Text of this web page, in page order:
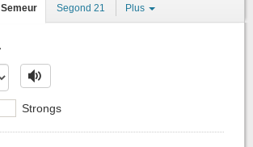
Semeur Segond 21 Plus
Strongs